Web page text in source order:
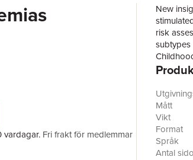
vardagar. Fri frakt för medlemmar
New
risk
oriented
the
patients.
patients
adults.
Mått
Vikt
Format
Språk
Antal